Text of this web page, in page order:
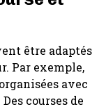
être adaptés
Par exemple,
avec
courses de